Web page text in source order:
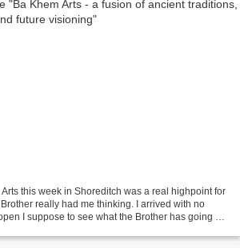
this week in Shoreditch was a real highpoint for
really had me thinking. I arrived with no
I suppose to see what the Brother has going on